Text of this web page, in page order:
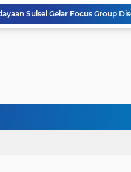
Sulsel Gelar Focus Group
MPI Hadirkan Pelatihan Microsoft